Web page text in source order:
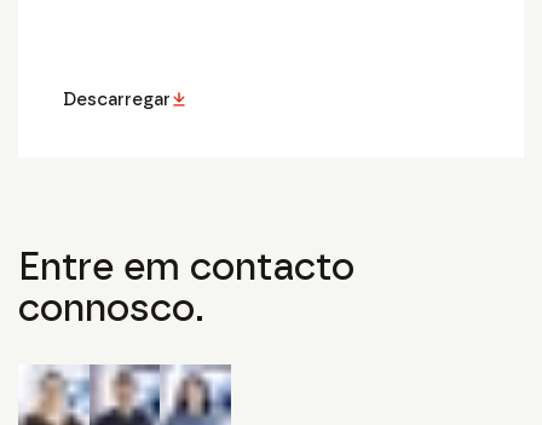
Descarregar
Entre em contacto
connosco.